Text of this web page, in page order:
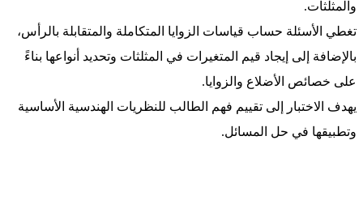
والمثلثات.
تغطي الأسئلة حساب قياسات الزوايا المتكاملة والمتقابلة بالرأس،
بالإضافة إلى إيجاد قيم المتغيرات في المثلثات وتحديد أنواعها بناءً
على خصائص الأضلاع والزوايا.
يهدف الاختبار إلى تقييم فهم الطالب للنظريات الهندسية الأساسية
وتطبيقها في حل المسائل.